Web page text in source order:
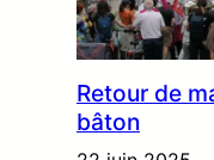
Retour de
bâton